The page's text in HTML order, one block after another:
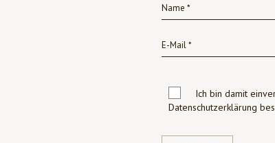
Ich bin damit
Datenschutzerklärung